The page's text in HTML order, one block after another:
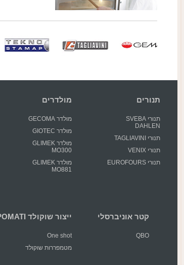
תנורים
תנורי SVEBA
DAHLEN
תנורי TAGLIAVINI
תנורי VENIX
תנורי EUROFOURS
מולדרים
מולדר GECOMA
מולדר GIOTEC
מולדר GLIMEK
MO300
מולדר GLIMEK
MO881
קטר אוניברסלי
QBO
ייצור שוקולד POMATI
One shot
מטמפררות שוקולד